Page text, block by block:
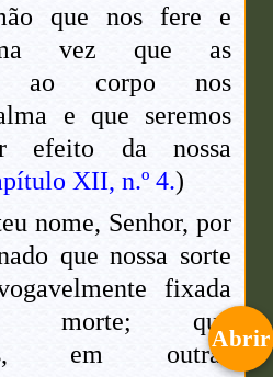
que nos fere e
vez que as
ao corpo nos
e que seremos
efeito da nossa
XII, n.º 4.)
nome, Senhor, por
que nossa sorte
fixada
morte; que
em outras
Abrir